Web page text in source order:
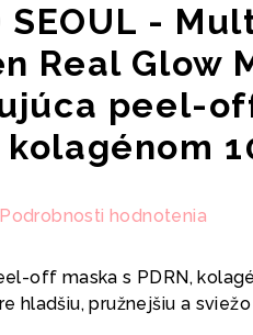
SEOUL -
Real Glow
peel-
kolagénom
Podrobnosti hodnotenia
off maska s PDRN,
hladšiu, pružnejšiu a